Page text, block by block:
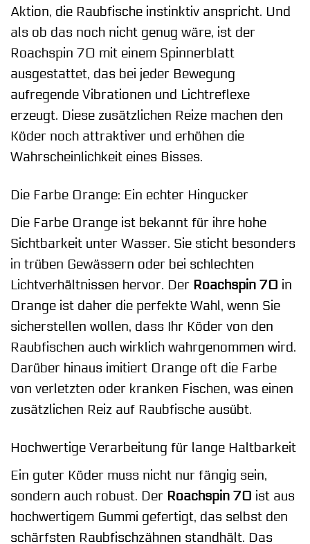
Aktion, die Raubfische instinktiv anspricht. Und
als ob das noch nicht genug wäre, ist der
Roachspin 70 mit einem Spinnerblatt
ausgestattet, das bei jeder Bewegung
aufregende Vibrationen und Lichtreflexe
erzeugt. Diese zusätzlichen Reize machen den
Köder noch attraktiver und erhöhen die
Wahrscheinlichkeit eines Bisses.
Die Farbe Orange: Ein echter Hingucker
Die Farbe Orange ist bekannt für ihre hohe
Sichtbarkeit unter Wasser. Sie sticht besonders
in trüben Gewässern oder bei schlechten
Lichtverhältnissen hervor. Der Roachspin 70 in
Orange ist daher die perfekte Wahl, wenn Sie
sicherstellen wollen, dass Ihr Köder von den
Raubfischen auch wirklich wahrgenommen wird.
Darüber hinaus imitiert Orange oft die Farbe
von verletzten oder kranken Fischen, was einen
zusätzlichen Reiz auf Raubfische ausübt.
Hochwertige Verarbeitung für lange Haltbarkeit
Ein guter Köder muss nicht nur fängig sein,
sondern auch robust. Der Roachspin 70 ist aus
hochwertigem Gummi gefertigt, das selbst den
schärfsten Raubfischzähnen standhält. Das